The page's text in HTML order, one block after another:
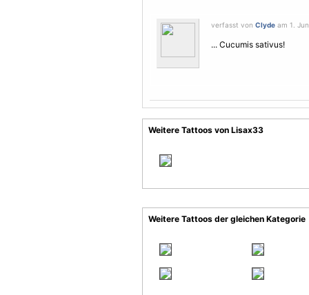
verfasst von Clyde am 1.
... Cucumis sativus!
Weitere Tattoos von Lisax33
Weitere Tattoos der gleichen Kategorie